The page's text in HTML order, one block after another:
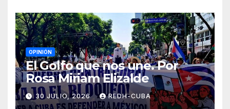
OPINIÓN
El Golfo que nos une. Por
Rosa Miriam Elizalde
30 JULIO, 2026 REDH-CUBA